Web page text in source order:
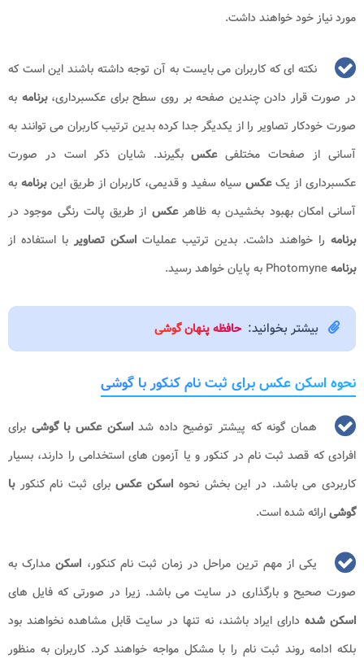
مورد نیاز خود خواهند داشت.
نکته ای که کاربران می بایست به آن توجه داشته باشند این است که
در صورت قرار دادن چندین صفحه بر روی سطح برای عکسبرداری،برنامه به
صورت خودکار تصاویر را از یکدیگر جدا کرده بدین ترتیب کاربران می توانند به
آسانی از صفحات مختلفیعکسبگیرند. شایان ذکر است در صورت
عکسبرداری از یکعکسسیاه سفید و قدیمی، کاربران از طریق اینبرنامه به
آسانی امکان بهبود بخشیدن به ظاهرعکس از طریق پالت رنگی موجود در
برنامه را خواهند داشت. بدین ترتیب عملیات اسکن تصاویربا استفاده از
برنامهPhotomyne به پایان خواهد رسید.
بیشتر بخوانید: حافظه پنهان گوشی
نحوه اسکن عکس برای ثبت نام کنکور با گوشی
همان گونه که پیشتر توضیح داده شداسکن عکس با گوشی برای
افرادی که قصد ثبت نام در کنکور و یا آزمون های استخدامی را دارند، بسیار
کاربردی می باشد. در این بخش نحوه اسکن عکسبرای ثبت نام کنکوربا
گوشیارائه شده است.
یکی از مهم ترین مراحل در زمان ثبت نام کنکور، اسکنمدارک به
صورت صحیح و بارگذاری در سایت می باشد. زیرا در صورتی که فایل های
اسکن شده دارای ایراد باشند، نه تنها در سایت قابل مشاهده نخواهند بود
بلکه ادامه روند ثبت نام را با مشکل مواجه خواهند کرد. کاربران به منظور